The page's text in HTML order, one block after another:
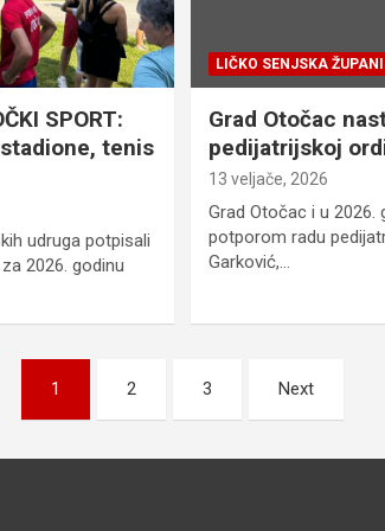
SPORT:
tenis
udruga potpisali
2026. godinu
LIČKO SENJSKA
Grad Otočac
pedijatrijskoj
13 veljače, 2026
Grad Otočac i u
potporom radu
Garković,…
1 2 3 Next